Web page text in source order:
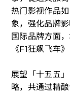
热门影视作品
象，强化品牌
国际品牌方面
《F1狂飙飞车
展望「十五五
略，共通过精